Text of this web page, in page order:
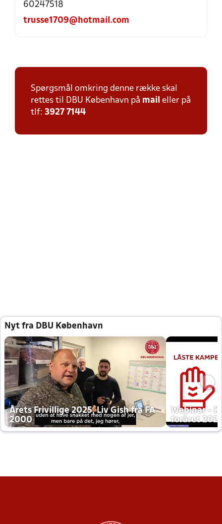
60247518
trusse1709@hotmail.com
Spørgsmål omkring denne række skal
rettes til DBU København på mail eller på
tlf: 3927 7144
Nyt fra DBU København
Årets Frivillige 2025, Liv Gish fra FA
2000
Webinar -
foråret